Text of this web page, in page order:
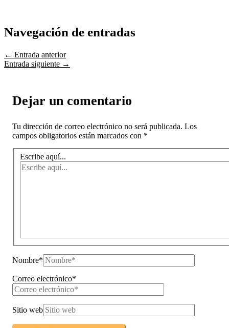
Navegación de entradas
← Entrada anterior
Entrada siguiente →
Dejar un comentario
Tu dirección de correo electrónico no será publicada. Los
campos obligatorios están marcados con *
Escribe aquí...
Nombre*
Correo electrónico*
Sitio web